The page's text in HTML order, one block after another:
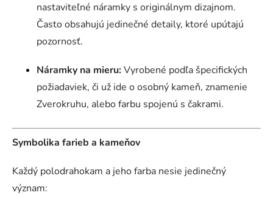
nastaviteľné náramky s originálnym dizajnom.
Často obsahujú jedinečné detaily, ktoré upútajú
pozornosť.
Náramky na mieru:Vyrobené podľa špecifických
požiadaviek, či už ide o osobný kameň, znamenie
Zverokruhu, alebo farbu spojenú s čakrami.
Symbolika farieb a kameňov
Každý polodrahokam a jeho farba nesie jedinečný
význam: